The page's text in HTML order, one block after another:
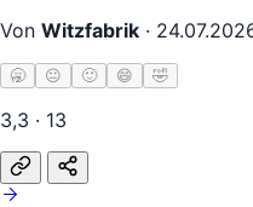
Von Witzfabrik ·
🥱 😐 🙂 😄 🤣
3,3 · 13